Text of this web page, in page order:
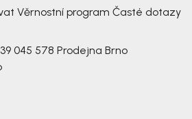
Věrnostní program Časté dotazy
045 578 Prodejna Brno